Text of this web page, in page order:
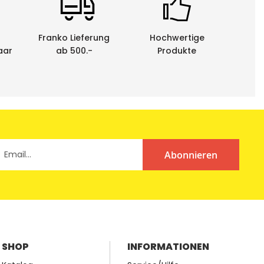
Behindertenwerk zerlegt und die Rohstoffe der
Franko Lieferung
ab 500.-
Hochwertige
Produkte
Abonnieren
SHOP INFORMATIONEN